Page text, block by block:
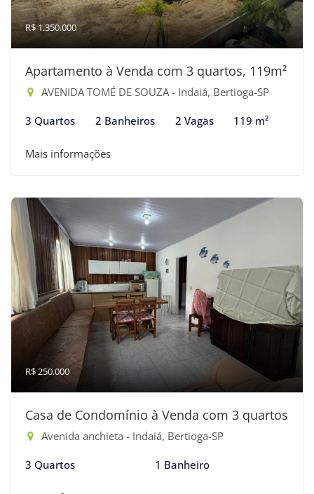
R$ 1.350.000
Apartamento à Venda com 3 quartos, 119m²
AVENIDA TOMÉ DE SOUZA - Indaiá, Bertioga-SP
3 Quartos 2 Banheiros 2 Vagas 119 m²
Mais informações
R$ 250.000
Casa de Condomínio à Venda com 3 quartos
Avenida anchieta - Indaiá, Bertioga-SP
3 Quartos 1 Banheiro